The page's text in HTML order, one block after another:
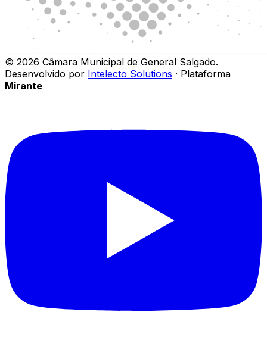
© 2026 Câmara Municipal de General Salgado.
Desenvolvido por Intelecto Solutions · Plataforma
Mirante